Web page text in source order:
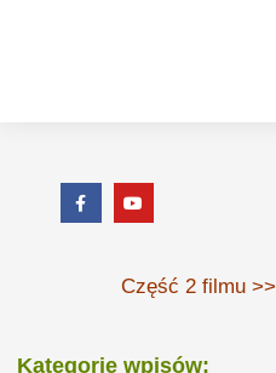
Część 2 filmu >>
Kategorie wpisów: